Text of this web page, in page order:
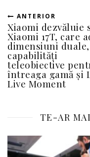
ANTERIOR
Xiaomi dezvăluie
Xiaomi 17T, care
dimensiuni duale,
capabilități
teleobiective
întreaga gamă și
Live Moment
TE-AR